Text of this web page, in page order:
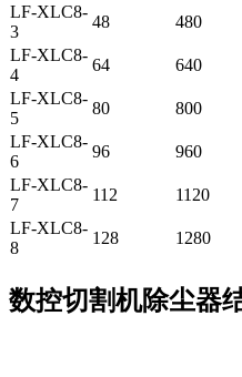
LF-XLC8-
3
48 480
LF-XLC8-
4
64 640
LF-XLC8-
5
80 800
LF-XLC8-
6
96 960
LF-XLC8-
7
112 1120
LF-XLC8-
8
128 1280
数控切割机除尘器